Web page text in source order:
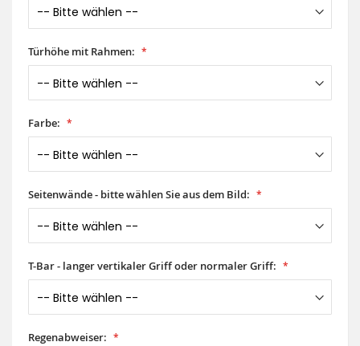
Türhöhe mit Rahmen:
Farbe:
Seitenwände - bitte wählen Sie aus dem Bild:
T-Bar - langer vertikaler Griff oder normaler Griff:
Regenabweiser: